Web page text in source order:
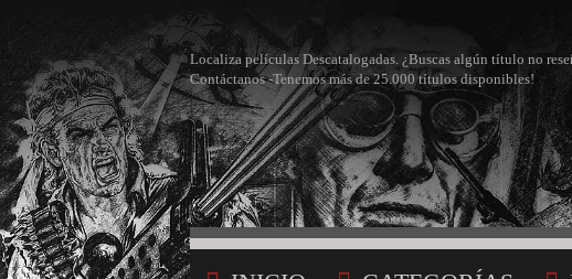
Localiza películas Descatalogadas. ¿Buscas algún título no
Contáctanos -Tenemos más de 25.000 títulos disponibles!